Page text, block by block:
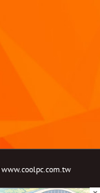
www.coolpc.com.tw